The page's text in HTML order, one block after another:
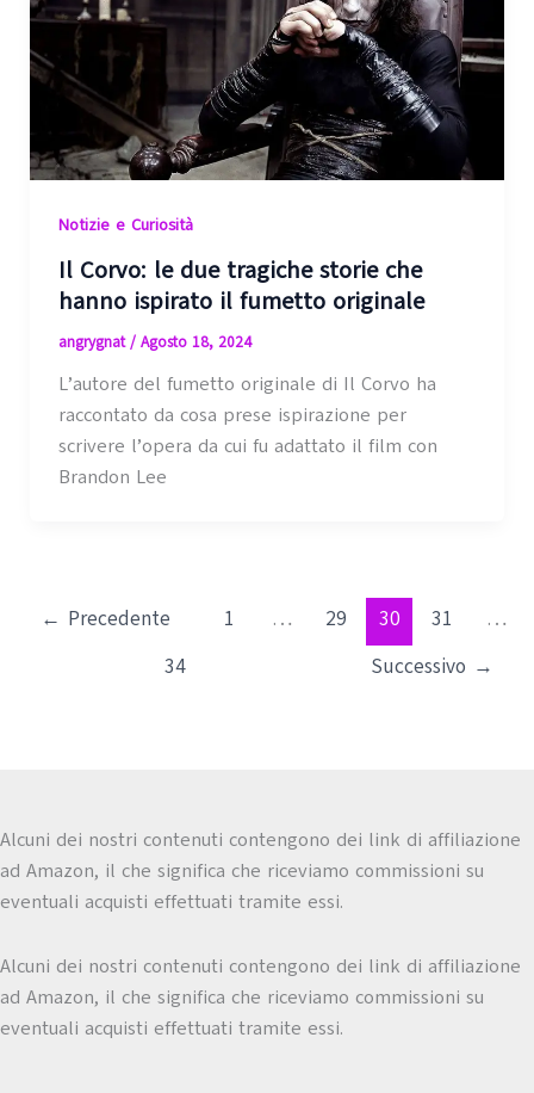
Notizie e Curiosità
Il Corvo: le due tragiche storie che
hanno ispirato il fumetto originale
angrygnat/ Agosto 18, 2024
L’autore del fumetto originale di Il Corvo ha
raccontato da cosa prese ispirazione per
scrivere l’opera da cui fu adattato il film con
Brandon Lee
← Precedente 1 … 29 30 31
…
34
Successivo →
Alcuni dei nostri contenuti contengono dei link di affiliazione
ad Amazon, il che significa che riceviamo commissioni su
eventuali acquisti effettuati tramite essi.
Alcuni dei nostri contenuti contengono dei link di affiliazione
ad Amazon, il che significa che riceviamo commissioni su
eventuali acquisti effettuati tramite essi.